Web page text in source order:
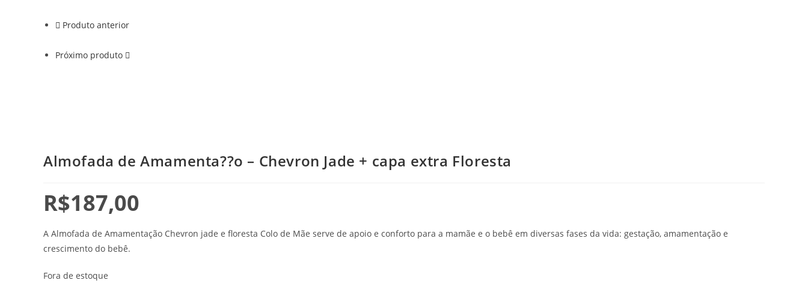
Produto anterior
Próximo produto
Almofada de Amamenta??o – Chevron Jade + capa extra Floresta
R$187,00
A Almofada de Amamentação Chevron jade e floresta Colo de Mãe serve de apoio e conforto para a mamãe e o bebê em diversas fases da vida: gestação, amamentação e
crescimento do bebê.
Fora de estoque